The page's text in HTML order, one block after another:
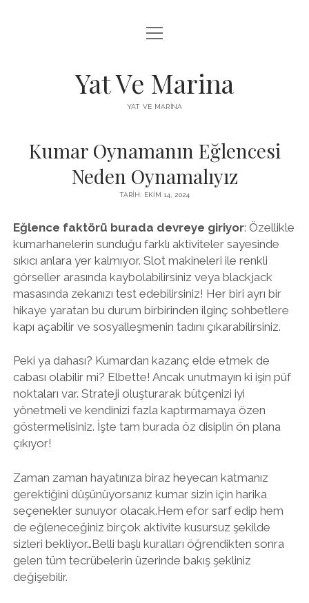
FACEBOOK BEĞENI YÜKSELTME HILESI
menüyü
aç
Yat Ve Marina
YAT VE MARINA
Kumar Oynamanın Eğlencesi
Neden Oynamalıyız
TARIH: EKIM 14, 2024
Eğlence faktörü burada devreye giriyor: Özellikle
kumarhanelerin sunduğu farklı aktiviteler sayesinde
sıkıcı anlara yer kalmıyor. Slot makineleri ile renkli
görseller arasında kaybolabilirsiniz veya blackjack
masasında zekanızı test edebilirsiniz! Her biri ayrı bir
hikaye yaratan bu durum birbirinden ilginç sohbetlere
kapı açabilir ve sosyalleşmenin tadını çıkarabilirsiniz.
Peki ya dahası? Kumardan kazanç elde etmek de
cabası olabilir mi? Elbette! Ancak unutmayın ki işin püf
noktaları var. Strateji oluşturarak bütçenizi iyi
yönetmeli ve kendinizi fazla kaptırmamaya özen
göstermelisiniz. İşte tam burada öz disiplin ön plana
çıkıyor!
Zaman zaman hayatınıza biraz heyecan katmanız
gerektiğini düşünüyorsanız kumar sizin için harika
seçenekler sunuyor olacak.Hem efor sarf edip hem
de eğleneceğiniz birçok aktivite kusursuz şekilde
sizleri bekliyor…Belli başlı kuralları öğrendikten sonra
gelen tüm tecrübelerin üzerinde bakış şekliniz
değişebilir.